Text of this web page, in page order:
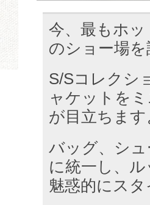
今、最もホ
のショー場
S/Sコレクシ
ャケットを
が目立ちま
バッグ、シ
に統一し、
魅惑的にス